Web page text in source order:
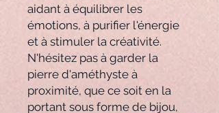
aidant à équilibrer les
émotions, à purifier l'énergie
et à stimuler la créativité.
N'hésitez pas à garder la
pierre d'améthyste à
proximité, que ce soit en la
portant sous forme de bijou,